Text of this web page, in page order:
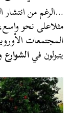
…الرغم من انتشار
مثلاعلى نحو
المجتمعات
يتبولون فيالشوارع